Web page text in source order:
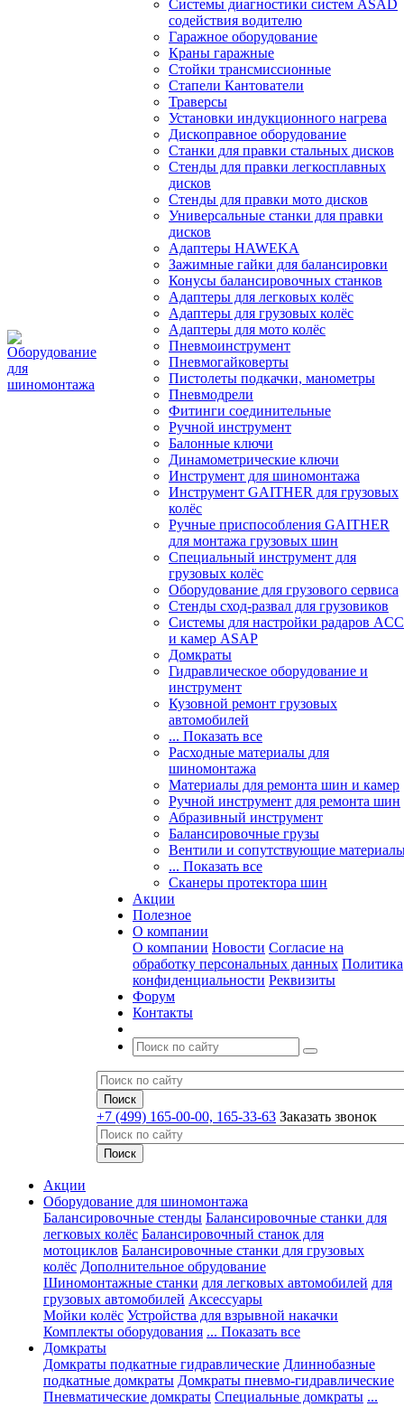
Системы диагностики систем ASAD
содействия водителю
Гаражное оборудование
Краны гаражные
Стойки трансмиссионные
Стапели Кантователи
Траверсы
Установки индукционного нагрева
Дископравное оборудование
Станки для правки стальных дисков
Стенды для правки легкосплавных
дисков
Стенды для правки мото дисков
Универсальные станки для правки
дисков
Адаптеры HAWEKA
Зажимные гайки для балансировки
Конусы балансировочных станков
Адаптеры для легковых колёс
Адаптеры для грузовых колёс
Адаптеры для мото колёс
Пневмоинструмент
Пневмогайковерты
Пистолеты подкачки, манометры
Пневмодрели
Фитинги соединительные
Ручной инструмент
Балонные ключи
Динамометрические ключи
Инструмент для шиномонтажа
Инструмент GAITHER для грузовых
колёс
Ручные приспособления GAITHER
для монтажа грузовых шин
Специальный инструмент для
грузовых колёс
Оборудование для грузового сервиса
Стенды сход-развал для грузовиков
Системы для настройки радаров ACC
и камер ASAP
Домкраты
Гидравлическое оборудование и
инструмент
Кузовной ремонт грузовых
автомобилей
... Показать все
Расходные материалы для
шиномонтажа
Материалы для ремонта шин и камер
Ручной инструмент для ремонта шин
Абразивный инструмент
Балансировочные грузы
Вентили и сопутствующие
... Показать все
Сканеры протектора шин
Акции
Полезное
О компании
О компании Новости Согласие на
обработку персональных данных Политика
конфиденциальности Реквизиты
Форум
Контакты
+7 (499) 165-00-00, 165-33-63 Заказать звонок
Акции
Оборудование для шиномонтажа
Балансировочные стенды Балансировочные станки для
легковых колёс Балансировочный станок для
мотоциклов Балансировочные станки для грузовых
колёс Дополнительное обрудование
Шиномонтажные станки для легковых автомобилей для
грузовых автомобилей Аксессуары
Мойки колёс Устройства для взрывной накачки
Комплекты оборудования ... Показать все
Домкраты
Домкраты подкатные гидравлические Длиннобазные
подкатные домкраты Домкраты пневмо-гидравлические
Пневматические домкраты Специальные домкраты ...